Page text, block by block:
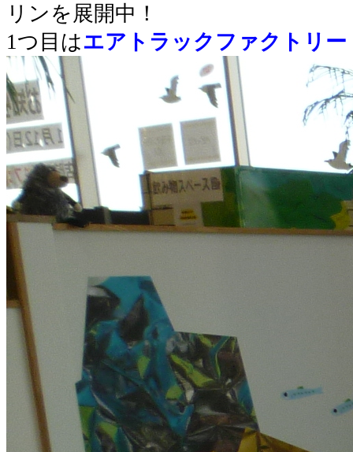
リンを展開中！
1つ目はエアトラックファクトリー